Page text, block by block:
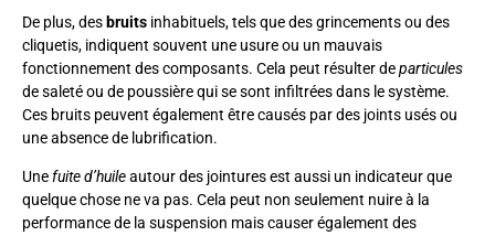
De plus, des bruits inhabituels, tels que des grincements ou des
cliquetis, indiquent souvent une usure ou un mauvais
fonctionnement des composants. Cela peut résulter departicules
de saleté ou de poussière qui se sont infiltrées dans le système.
Ces bruits peuvent également être causés par des joints usés ou
une absence de lubrification.
Unefuite d’huileautour des jointures est aussi un indicateur que
quelque chose ne va pas. Cela peut non seulement nuire à la
performance de la suspension mais causer également des